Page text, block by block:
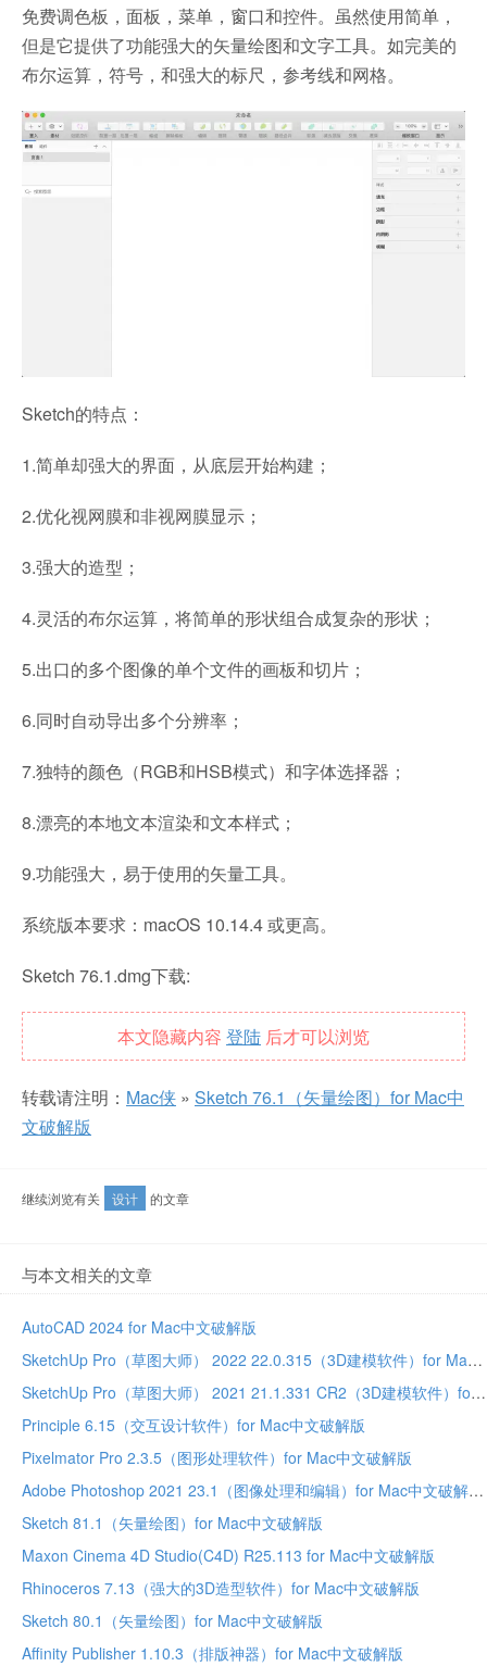
免费调色板，面板，菜单，窗口和控件。虽然使用简单，
但是它提供了功能强大的矢量绘图和文字工具。如完美的
布尔运算，符号，和强大的标尺，参考线和网格。
Sketch的特点：
1.简单却强大的界面，从底层开始构建；
2.优化视网膜和非视网膜显示；
3.强大的造型；
4.灵活的布尔运算，将简单的形状组合成复杂的形状；
5.出口的多个图像的单个文件的画板和切片；
6.同时自动导出多个分辨率；
7.独特的颜色（RGB和HSB模式）和字体选择器；
8.漂亮的本地文本渲染和文本样式；
9.功能强大，易于使用的矢量工具。
系统版本要求：macOS 10.14.4 或更高。
Sketch 76.1.dmg下载:
本文隐藏内容 登陆 后才可以浏览
转载请注明： Mac侠 » Sketch 76.1（矢量绘图）for Mac中
文破解版
继续浏览有关 设计 的文章
与本文相关的文章
AutoCAD 2024 for Mac中文破解版
SketchUp Pro（草图大师） 2022 22.0.315（3D建模软件）for Mac中文破解版
SketchUp Pro（草图大师） 2021 21.1.331 CR2（3D建模软件）for Mac中文破解版
Principle 6.15（交互设计软件）for Mac中文破解版
Pixelmator Pro 2.3.5（图形处理软件）for Mac中文破解版
Adobe Photoshop 2021 23.1（图像处理和编辑）for Mac中文破解版
Sketch 81.1（矢量绘图）for Mac中文破解版
Maxon Cinema 4D Studio(C4D) R25.113 for Mac中文破解版
Rhinoceros 7.13（强大的3D造型软件）for Mac中文破解版
Sketch 80.1（矢量绘图）for Mac中文破解版
Affinity Publisher 1.10.3（排版神器）for Mac中文破解版